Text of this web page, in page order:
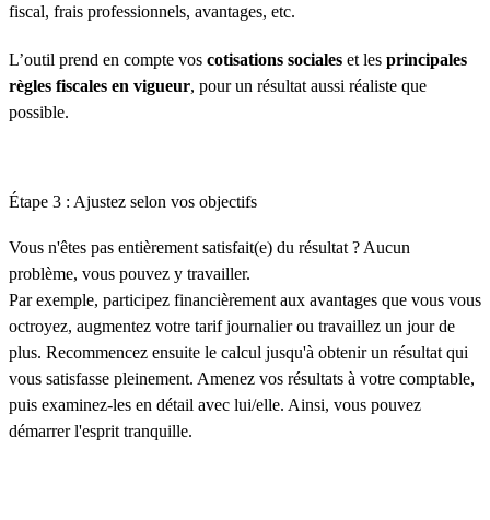
fiscal, frais professionnels, avantages, etc.
L’outil prend en compte vos cotisations sociales et les principales
règles fiscales en vigueur, pour un résultat aussi réaliste que
possible.
Étape 3 : Ajustez selon vos objectifs
Vous n'êtes pas entièrement satisfait(e) du résultat ? Aucun
problème, vous pouvez y travailler.
Par exemple, participez financièrement aux avantages que vous vous
octroyez, augmentez votre tarif journalier ou travaillez un jour de
plus. Recommencez ensuite le calcul jusqu'à obtenir un résultat qui
vous satisfasse pleinement. Amenez vos résultats à votre comptable,
puis examinez-les en détail avec lui/elle. Ainsi, vous pouvez
démarrer l'esprit tranquille.